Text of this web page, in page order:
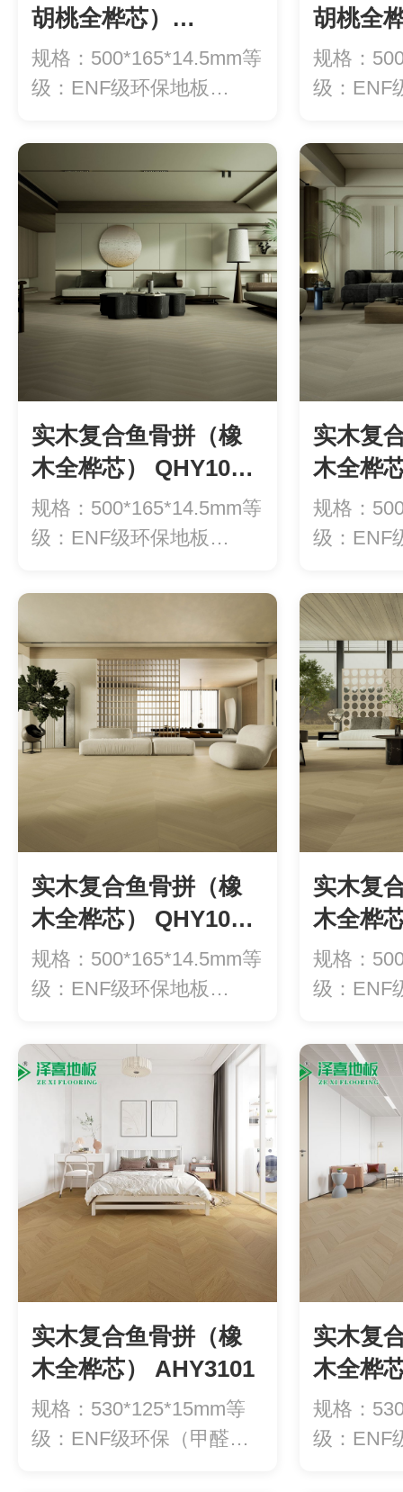
胡桃全桦芯）
QHY202-夕雾
规格：500*165*14.5mm等
级：ENF级环保地板
胡桃全
规格：
级：ENF
实木复合鱼骨拼（橡
木全桦芯） QHY103-
智许
规格：500*165*14.5mm等
级：ENF级环保地板
实木复
木全桦
扶摇
规格：
级：ENF
实木复合鱼骨拼（橡
木全桦芯） QHY101-
青岚
规格：500*165*14.5mm等
级：ENF级环保地板
实木复
木全桦
沙丘
规格：
级：ENF
实木复合鱼骨拼（橡
木全桦芯） AHY3101
规格：530*125*15mm等
级：ENF级环保（甲醛释
实木复
木全桦
规格：
级：ENF